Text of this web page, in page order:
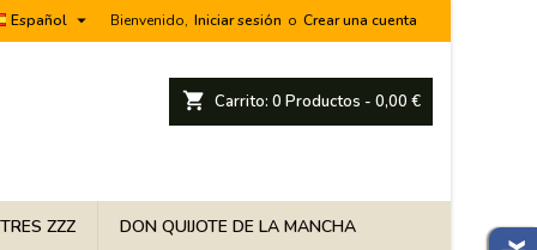
Bienvenido, Iniciar sesión o Crear una cuenta
Español 
shopping_cart Carrito: 0 Productos - 0,00 €
ZZZ DON QUIJOTE DE LA MANCHA